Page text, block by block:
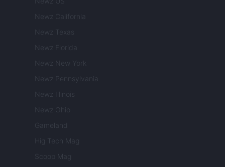
Newz California
Newz Texas
Newz Florida
Newz New York
Newz Pennsylvania
Newz Illinois
Newz Ohio
Gameland
Hig Tech Mag
Scoop Mag